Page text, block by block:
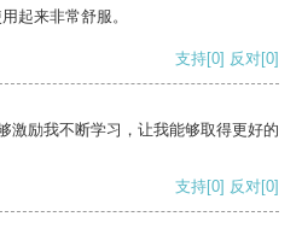
起来非常舒服。
支持[0] 反对[0]
激励我不断学习，让我能够取得更好的
支持[0] 反对[0]